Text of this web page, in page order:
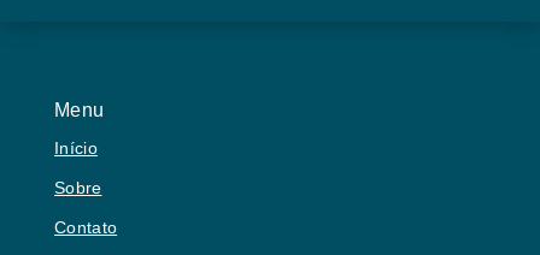
Menu
Início
Sobre
Contato